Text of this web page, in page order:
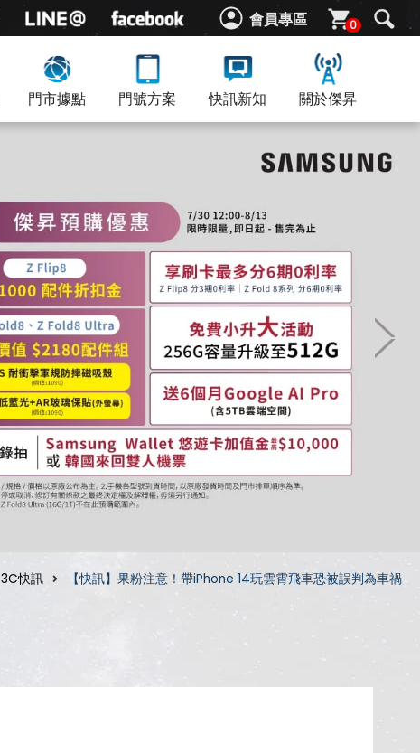
會員專區 0
門市據點 門號方案 快訊新知 關於傑昇
3C快訊 【快訊】果粉注意！帶iPhone 14玩雲霄飛車恐被誤判為車禍